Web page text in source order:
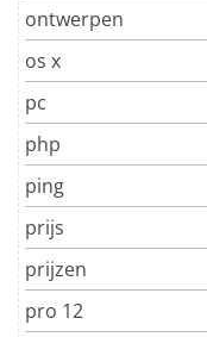
ontwerpen
os x
pc
php
ping
prijs
prijzen
pro 12